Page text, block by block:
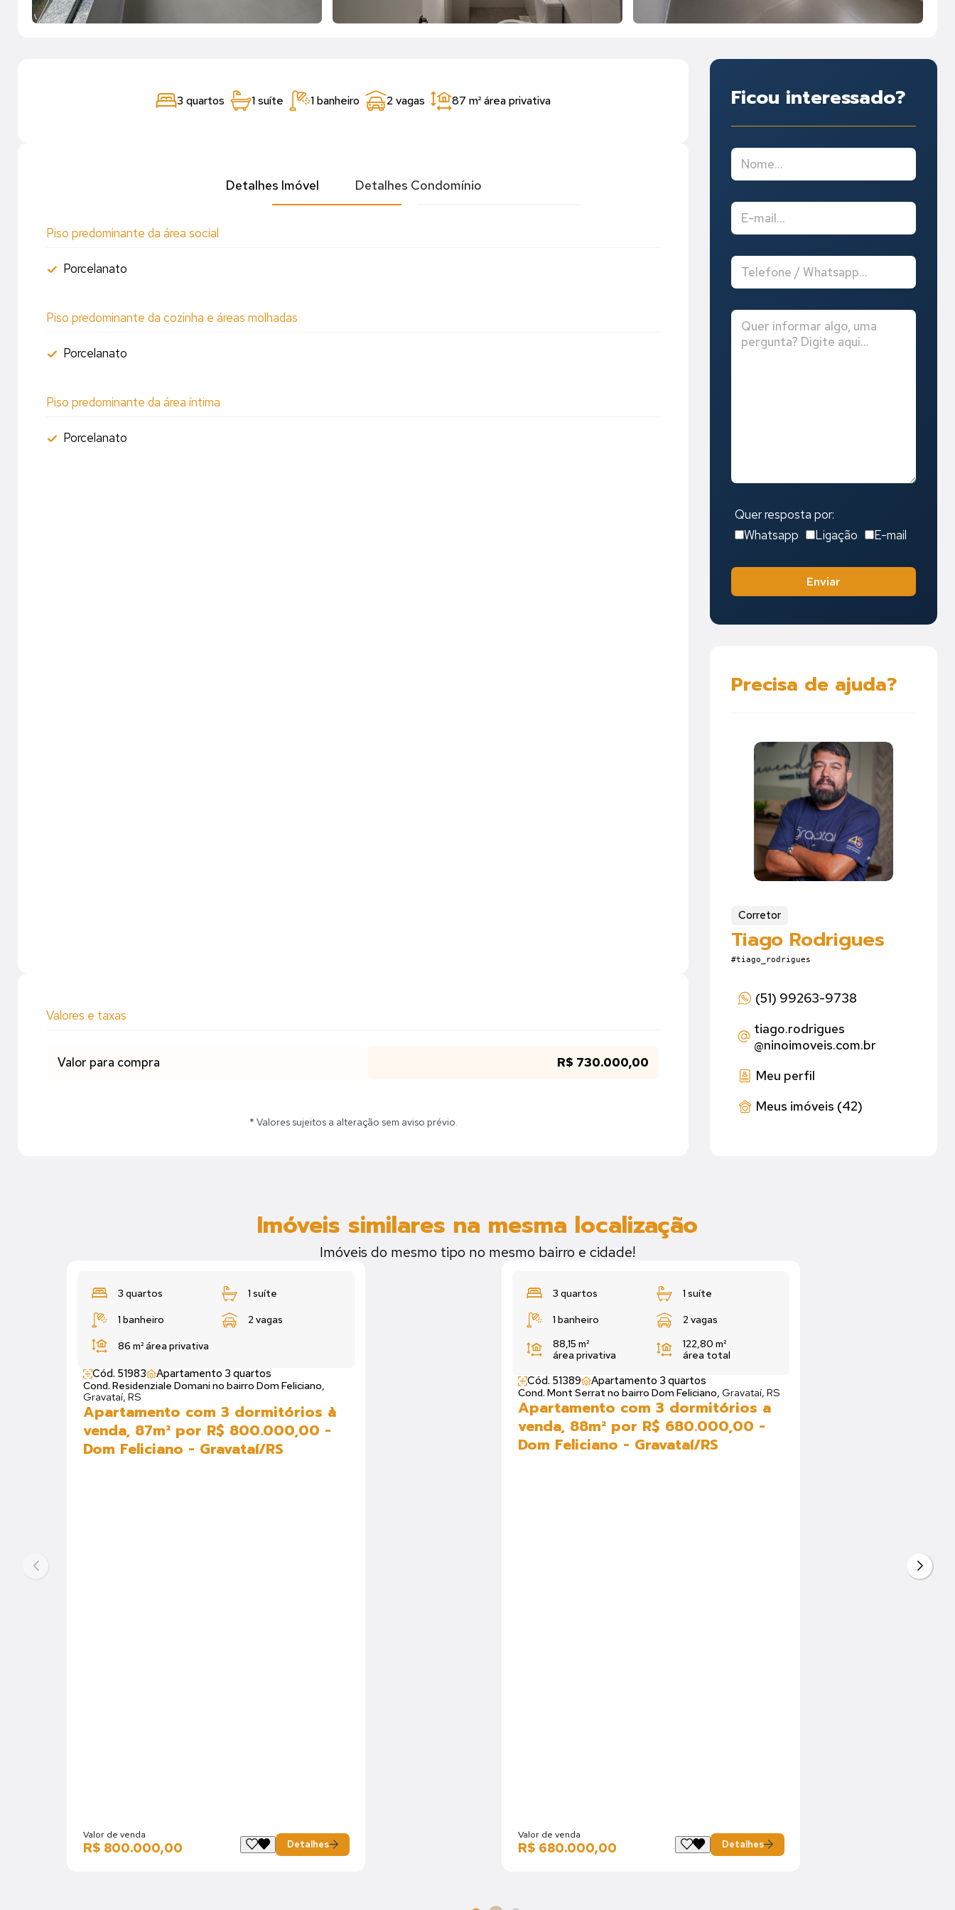
3 quartos 1 suíte 1 banheiro 2 vagas 87 m²área privativa
Detalhes Imóvel Detalhes Condomínio
Piso predominante da área social
Porcelanato
Piso predominante da cozinha e áreas molhadas
Porcelanato
Piso predominante da área íntima
Porcelanato
Valores e taxas
Valor para compra R$ 730.000,00
* Valores sujeitos a alteração sem aviso prévio.
Ficou interessado?
Quer resposta por:
Whatsapp
Ligação E-mail
Enviar
Precisa de ajuda?
Corretor
Tiago Rodrigues
#tiago_rodrigues
(51) 99263-9738
tiago.rodrigues
@ninoimoveis.com.br
Meu perfil
Meus imóveis (42)
Imóveis similares na mesma localização
Imóveis do mesmo tipo no mesmo bairro e cidade!
1 banheiro
88,15 m²
área privativa
Cód. 51389 Apartamento 3 quartos
Cond. Mont Serrat no bairro Dom Feliciano,
Apartamento com 3 dormitórios a
venda, 88m² por R$ 680.000,00 -
Dom Feliciano - Gravataí/RS
Valor de venda
R$ 680.000,00 Detalhes
1 banheiro
área privativa
Cód. 51379 Apartamento 3 quartos
Cond. Residenziale Domani no bairro Dom Feliciano,
Gravataí, RS
Apartamento com 3 dormitórios a
venda, 87m² por R$ 850.000,00 -
Dom Feliciano - Gravataí/RS
Valor de venda
R$ 850.000,00 Detalhes